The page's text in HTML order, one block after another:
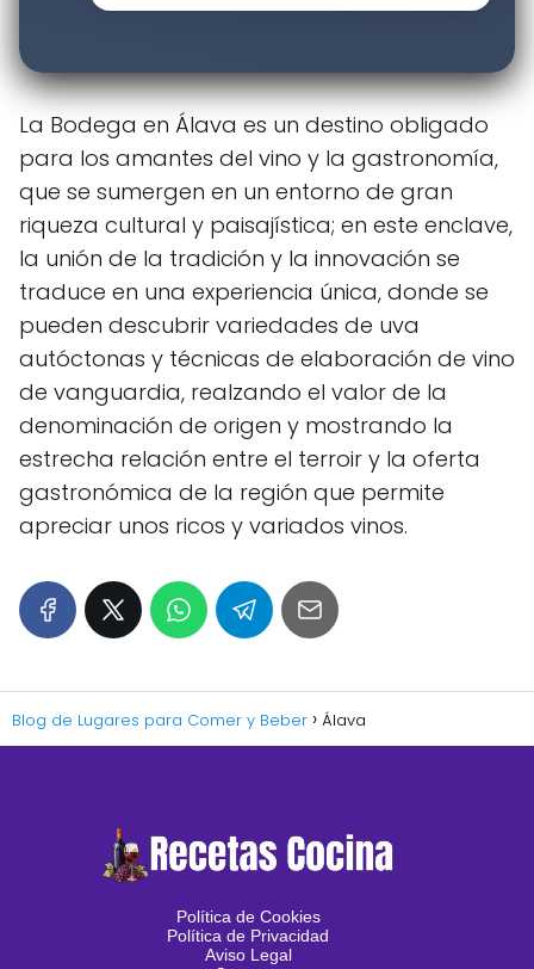
La Bodega en Álava es un destino obligado
para los amantes del vino y la gastronomía,
que se sumergen en un entorno de gran
riqueza cultural y paisajística; en este enclave,
la unión de la tradición y la innovación se
traduce en una experiencia única, donde se
pueden descubrir variedades de uva
autóctonas y técnicas de elaboración de vino
de vanguardia, realzando el valor de la
denominación de origen y mostrando la
estrecha relación entre el terroir y la oferta
gastronómica de la región que permite
apreciar unos ricos y variados vinos.
Blog de Lugares para Comer y Beber Álava
Política de Cookies
Política de Privacidad
Aviso Legal